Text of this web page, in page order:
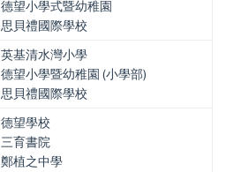
德望小學式暨幼稚園
思貝禮國際學校
英基清水灣小學
德望小學暨幼稚園 (小學部)
思貝禮國際學校
德望學校
三育書院
鄭植之中學